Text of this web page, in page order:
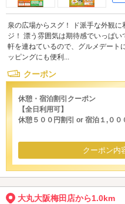
泉の広場からスグ！ ド派手な外観
ジ！ 漂う雰囲気は期待感でいっぱ
軒を連ねているので、グルメデート
ッピングにも便利...
クーポン
休憩・宿泊割引クーポン
【全日利用可】
休憩５００円割引 or 宿泊１,００
クーポン内
大丸大阪梅田店から1.0km